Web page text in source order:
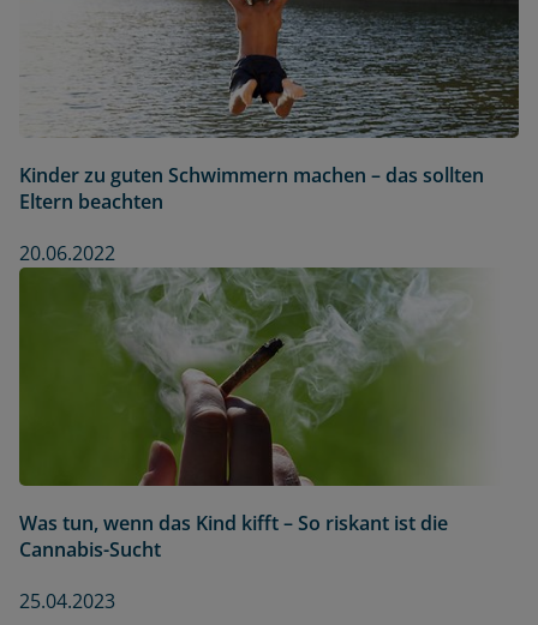
Kinder zu guten Schwimmern machen – das sollten
Eltern beachten
20.06.2022
Was tun, wenn das Kind kifft – So riskant ist die
Cannabis-Sucht
25.04.2023